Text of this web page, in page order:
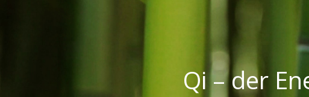
Qi – der